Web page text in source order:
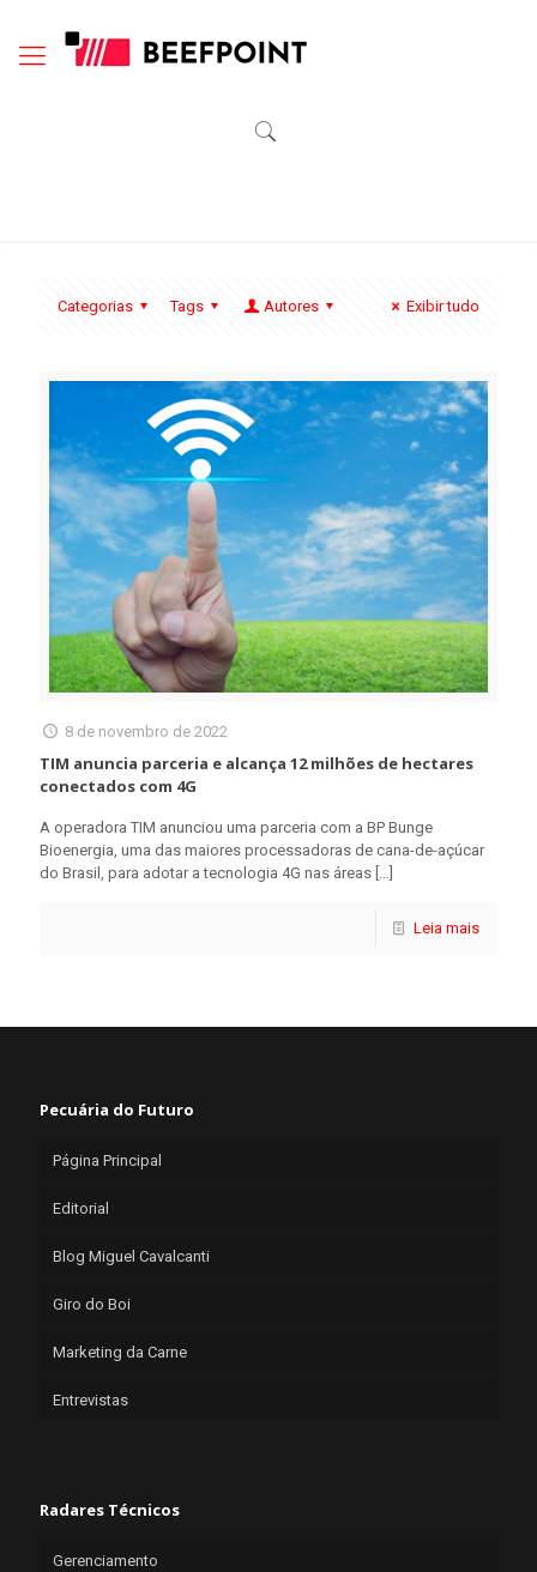
Categorias Tags Autores Exibir tudo
8 de novembro de 2022
TIM anuncia parceria e alcança 12 milhões de hectares
conectados com 4G
A operadora TIM anunciou uma parceria com a BP Bunge
Bioenergia, uma das maiores processadoras de cana-de-açúcar
do Brasil, para adotar a tecnologia 4G nas áreas […]
Leia mais
Pecuária do Futuro
Página Principal
Editorial
Blog Miguel Cavalcanti
Giro do Boi
Marketing da Carne
Entrevistas
Radares Técnicos
Gerenciamento